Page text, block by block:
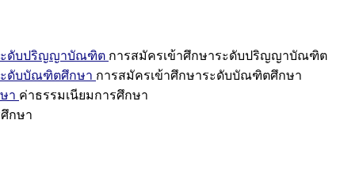
ะดับปริญญาบัณฑิต การสมัครเข้าศึกษาระดับปริญญาบัณฑิต
ะดับบัณฑิตศึกษา การสมัครเข้าศึกษาระดับบัณฑิตศึกษา
า ค่าธรรมเนียมการศึกษา
กษา